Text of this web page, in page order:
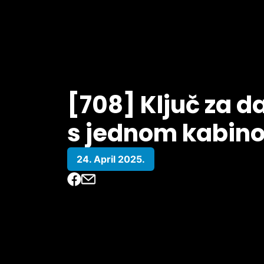
[708] Ključ za
s jednom
24. April 2025.